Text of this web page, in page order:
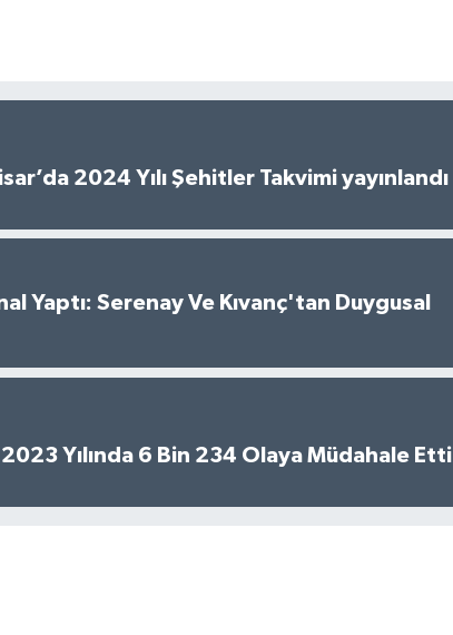
2024 Yılı Şehitler Takvimi yayınlandı
Yaptı: Serenay Ve Kıvanç'tan Duygusal
Yılında 6 Bin 234 Olaya Müdahale Etti